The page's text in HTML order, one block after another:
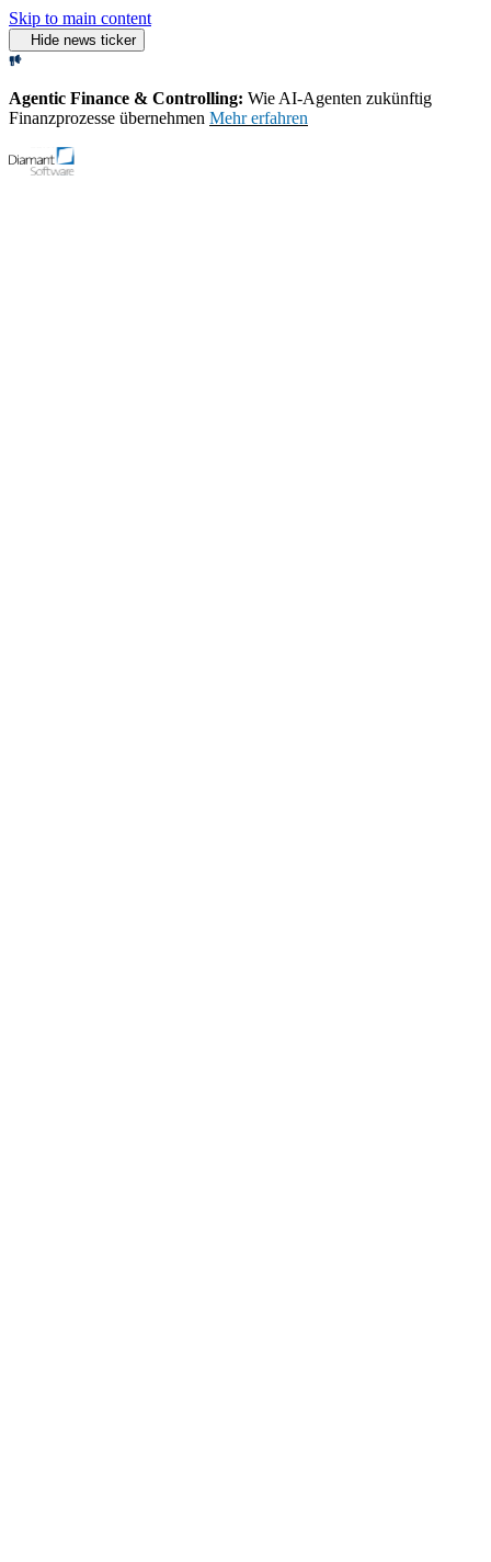
Skip to main content
Hide news ticker
Agentic Finance & Controlling: Wie AI‑Agenten zukünftig
Finanzprozesse übernehmen Mehr erfahren